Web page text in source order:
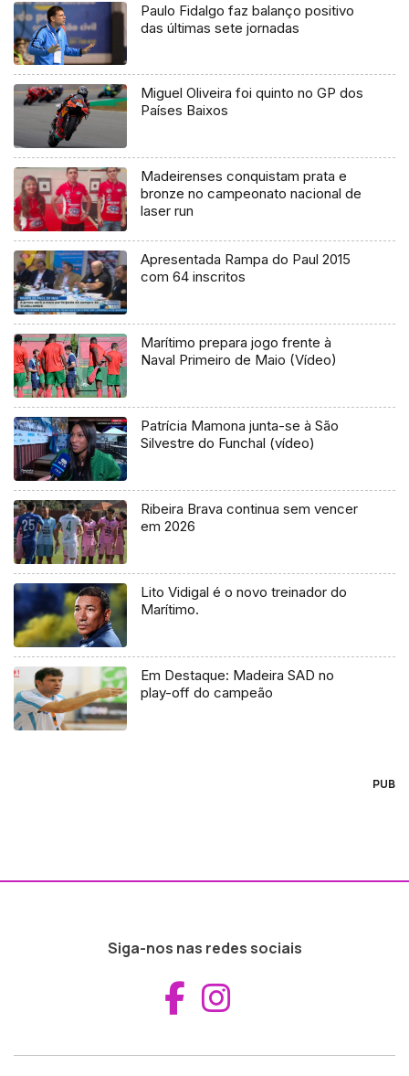
Paulo Fidalgo faz balanço positivo
das últimas sete jornadas
Miguel Oliveira foi quinto no GP dos
Países Baixos
Madeirenses conquistam prata e
bronze no campeonato nacional de
laser run
Apresentada Rampa do Paul 2015
com 64 inscritos
Marítimo prepara jogo frente à
Naval Primeiro de Maio (Vídeo)
Patrícia Mamona junta-se à São
Silvestre do Funchal (vídeo)
Ribeira Brava continua sem vencer
em 2026
Lito Vidigal é o novo treinador do
Marítimo.
Em Destaque: Madeira SAD no
play-off do campeão
PUB
Siga-nos nas redes sociais
Aceder ao